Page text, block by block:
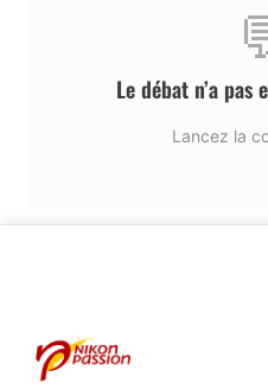
Le débat n’a pas
Lancez la